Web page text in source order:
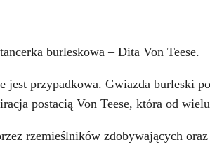
burleskowa – Dita Von Teese.
jest przypadkowa. Gwiazda burleski
postacią Von Teese, która od
rzemieślników zdobywających